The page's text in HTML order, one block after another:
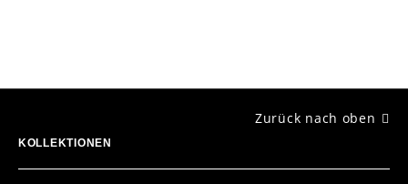
Zurück nach oben
KOLLEKTIONEN